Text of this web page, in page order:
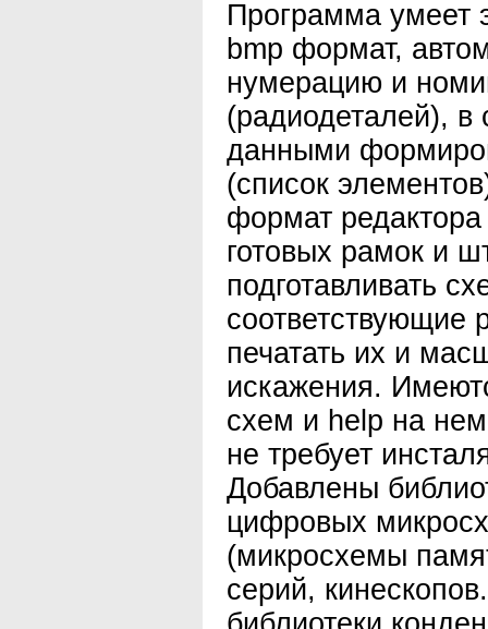
Программа умеет
bmp формат,
нумерацию и
(радиодеталей), в
данными
(список
формат
готовых рамок и
подготавливать
печатать их и
искажения.
схем и help на
не требует
Добавлены
цифровых
(микросхемы
серий,